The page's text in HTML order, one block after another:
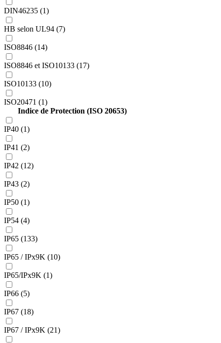
DIN46235 (1)
HB selon UL94 (7)
ISO8846 (14)
ISO8846 et ISO10133 (17)
ISO10133 (10)
ISO20471 (1)
Indice de Protection (ISO 20653)
IP40 (1)
IP41 (2)
IP42 (12)
IP43 (2)
IP50 (1)
IP54 (4)
IP65 (133)
IP65 / IPx9K (10)
IP65/IPx9K (1)
IP66 (5)
IP67 (18)
IP67 / IPx9K (21)